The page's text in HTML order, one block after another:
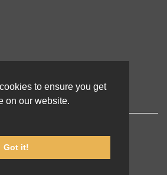
to ensure you get
on our website.
Got it!
2026 lernu.net |Impressum